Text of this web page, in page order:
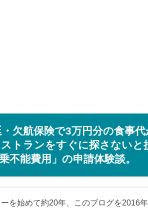
欠航保険で3万円分の食事
トランをすぐに探さないと
不能費用」の申請体験談。
を始めて約20年、このブログを2016